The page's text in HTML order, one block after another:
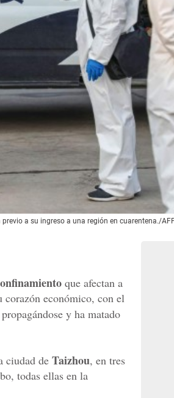
a su ingreso a una región en cuarentena./
que afectan a
corazón económico, con el
y ha matado
ciudad de Taizhou, en tres
todas ellas en la